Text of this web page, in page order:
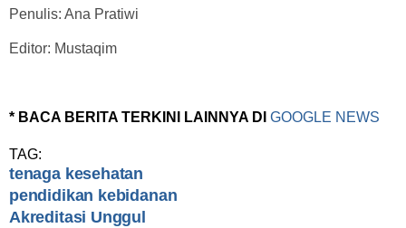
Penulis: Ana Pratiwi
Editor: Mustaqim
* BACA BERITA TERKINI LAINNYA DI GOOGLE NEWS
TAG:
tenaga kesehatan
pendidikan kebidanan
Akreditasi Unggul